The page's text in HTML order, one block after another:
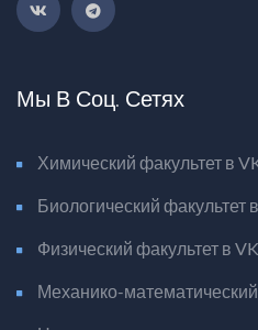
Мы В Соц. Сетях
Химический факультет в
Биологический факультет
Физический факультет в VK
Механико-